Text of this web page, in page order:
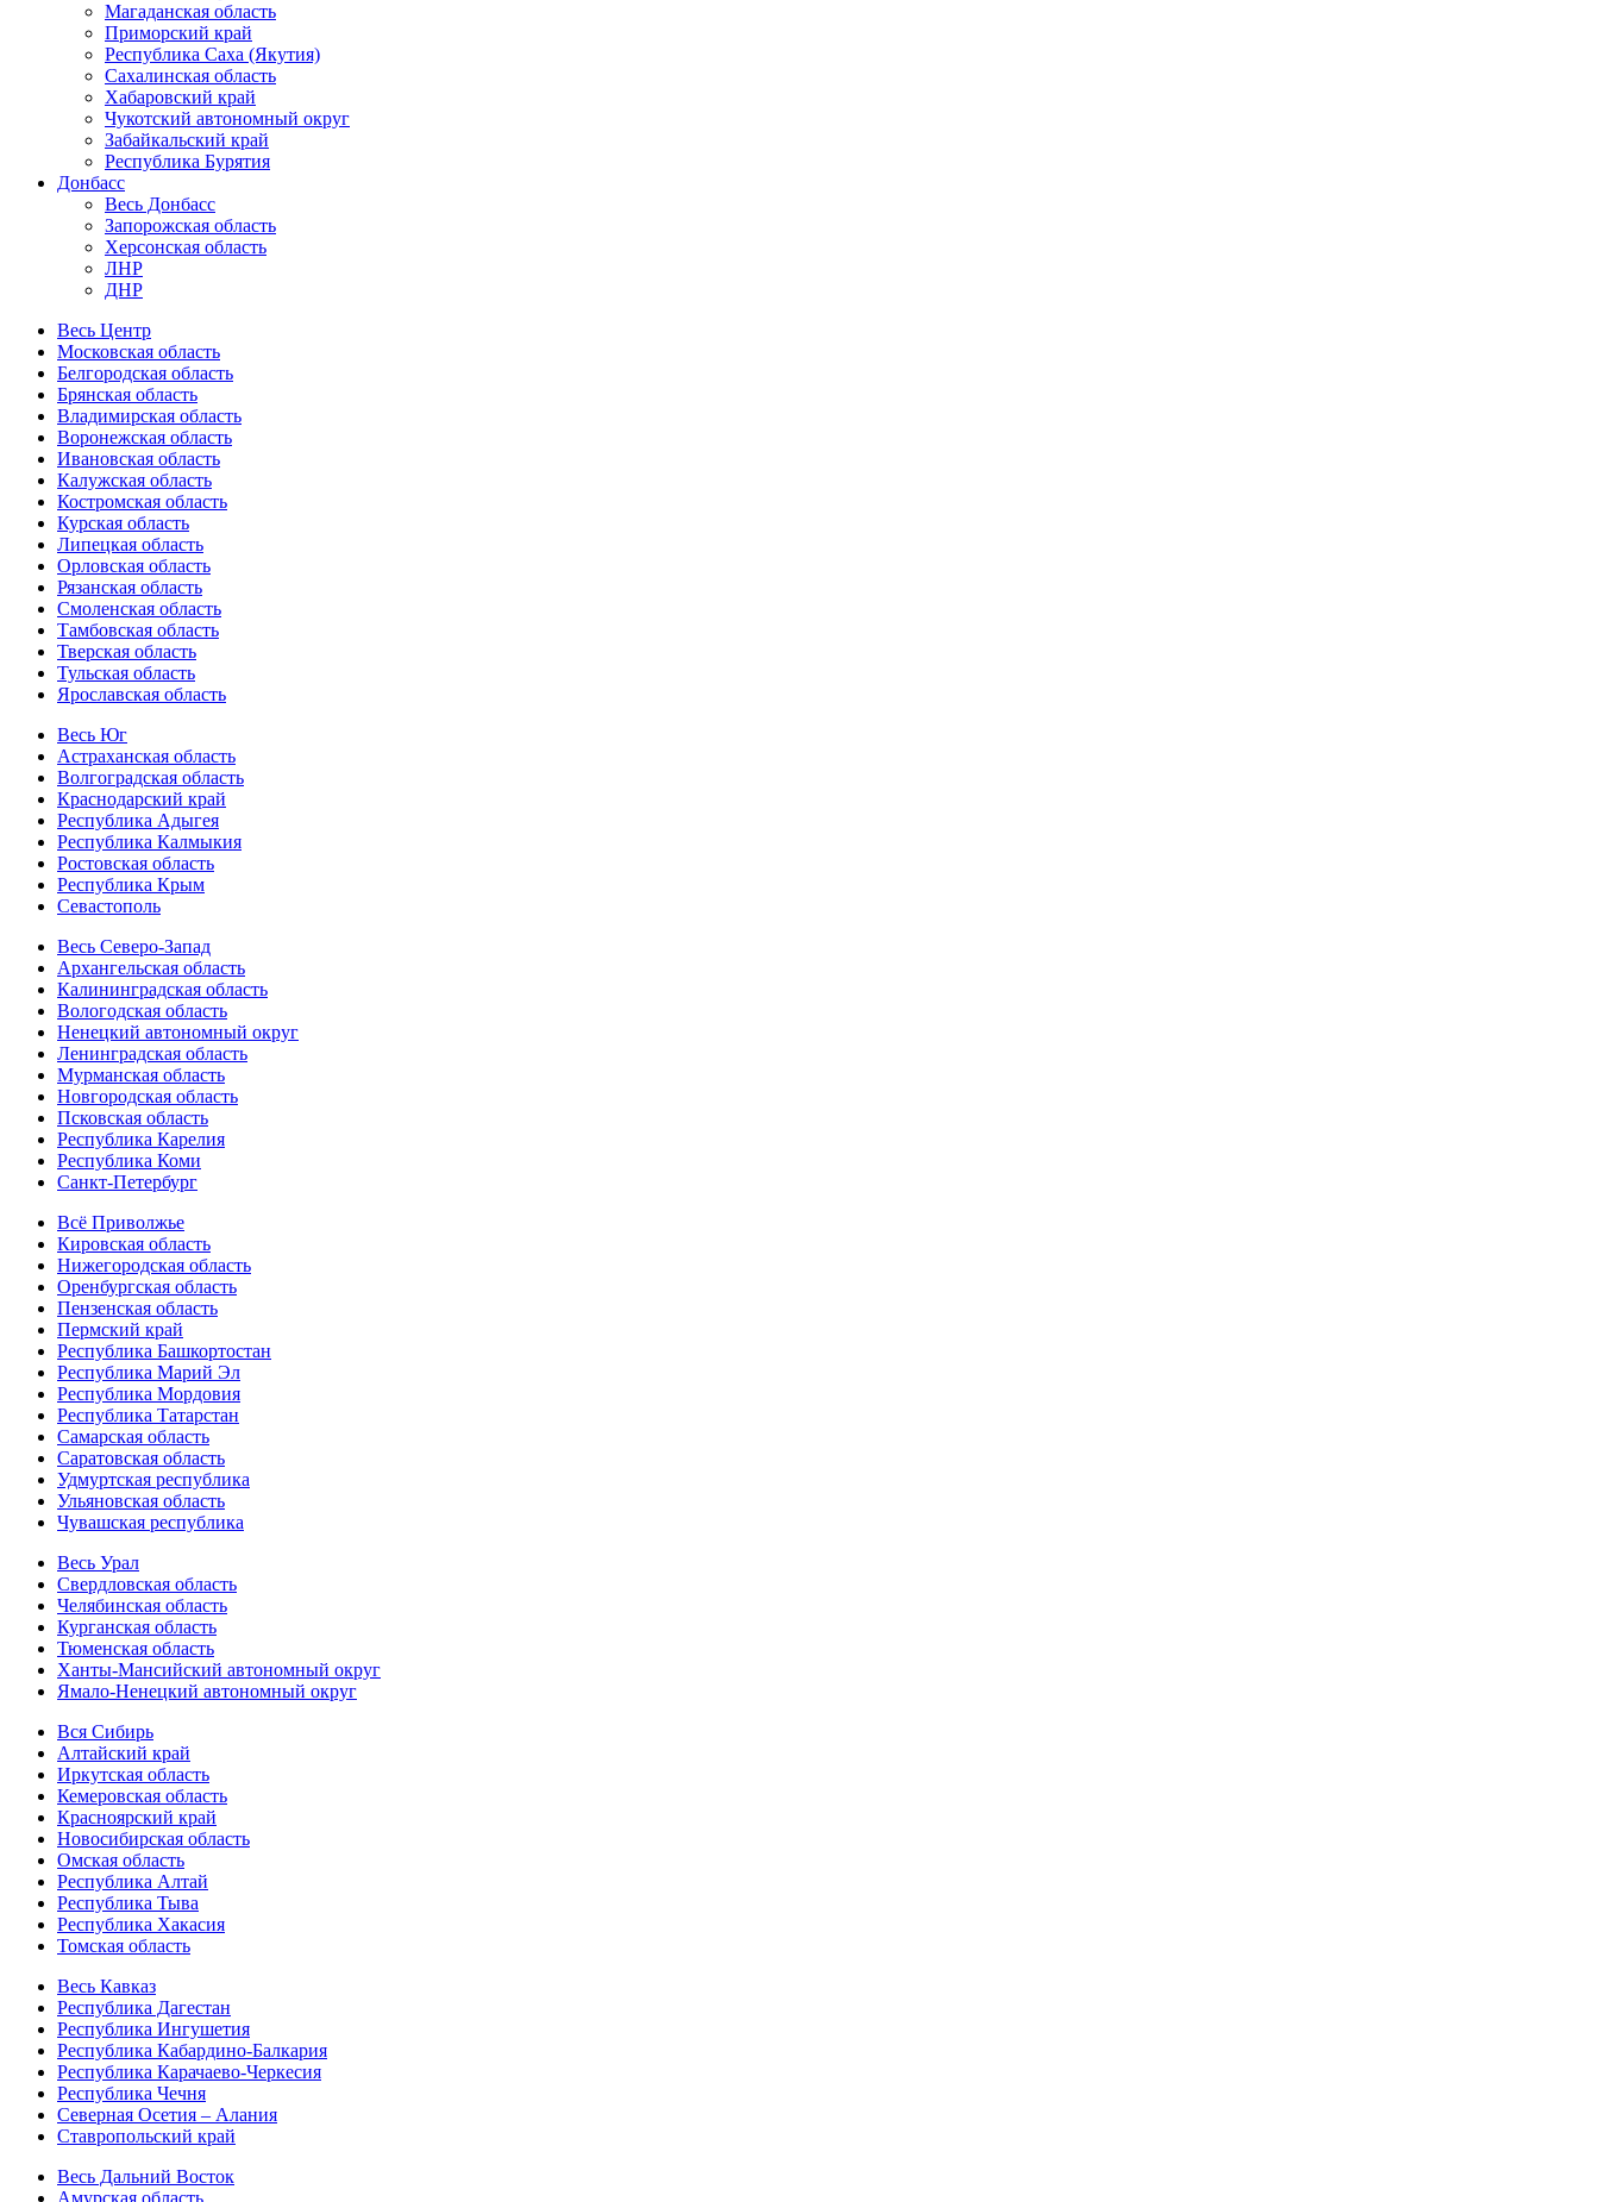
Магаданская область
Приморский край
Республика Саха (Якутия)
Сахалинская область
Хабаровский край
Чукотский автономный округ
Забайкальский край
Республика Бурятия
Донбасс
Весь Донбасс
Запорожская область
Херсонская область
ЛНР
ДНР
Весь Центр
Московская область
Белгородская область
Брянская область
Владимирская область
Воронежская область
Ивановская область
Калужская область
Костромская область
Курская область
Липецкая область
Орловская область
Рязанская область
Смоленская область
Тамбовская область
Тверская область
Тульская область
Ярославская область
Весь Юг
Астраханская область
Волгоградская область
Краснодарский край
Республика Адыгея
Республика Калмыкия
Ростовская область
Республика Крым
Севастополь
Весь Северо-Запад
Архангельская область
Калининградская область
Вологодская область
Ненецкий автономный округ
Ленинградская область
Мурманская область
Новгородская область
Псковская область
Республика Карелия
Республика Коми
Санкт-Петербург
Всё Приволжье
Кировская область
Нижегородская область
Оренбургская область
Пензенская область
Пермский край
Республика Башкортостан
Республика Марий Эл
Республика Мордовия
Республика Татарстан
Самарская область
Саратовская область
Удмуртская республика
Ульяновская область
Чувашская республика
Весь Урал
Свердловская область
Челябинская область
Курганская область
Тюменская область
Ханты-Мансийский автономный округ
Ямало-Ненецкий автономный округ
Вся Сибирь
Алтайский край
Иркутская область
Кемеровская область
Красноярский край
Новосибирская область
Омская область
Республика Алтай
Республика Тыва
Республика Хакасия
Томская область
Весь Кавказ
Республика Дагестан
Республика Ингушетия
Республика Кабардино-Балкария
Республика Карачаево-Черкесия
Республика Чечня
Северная Осетия – Алания
Ставропольский край
Весь Дальний Восток
Амурская область